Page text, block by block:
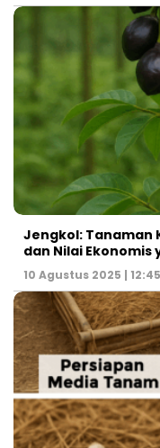
Jengkol: Tanaman
dan Nilai Ekonomis
10 Agustus 2025 |